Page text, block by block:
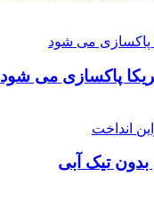
پاکسازی می شود
تیک آبی